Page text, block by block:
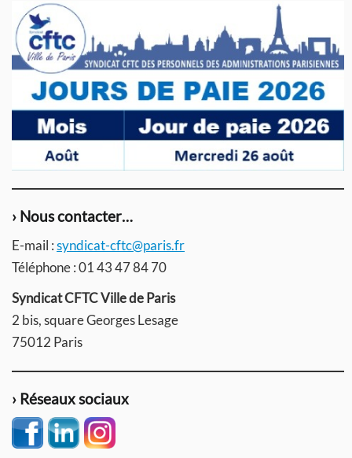
› Nous contacter…
E-mail :syndicat-cftc@paris.fr
Téléphone : 01 43 47 84 70
Syndicat CFTC Ville de Paris
2 bis, square Georges Lesage
75012 Paris
› Réseaux sociaux